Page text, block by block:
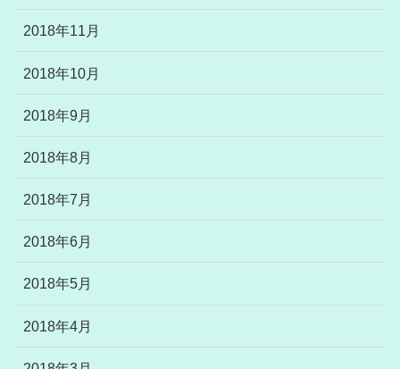
2018年11月
2018年10月
2018年9月
2018年8月
2018年7月
2018年6月
2018年5月
2018年4月